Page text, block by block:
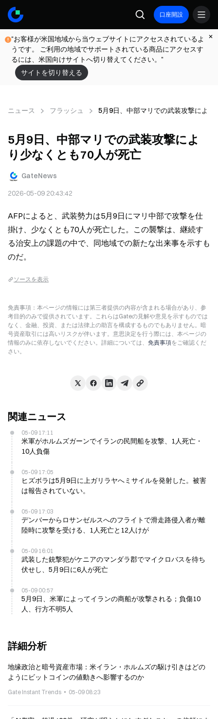
口座開設
"お客様が米国地域から当ウェブサイトにアクセスされているよ
うです。 ご利用の地域でサポートされている商品にアクセスす
るには、米国向けサイトへ切り替えてください。"
サイトを切り替える
ニュース フラッシュ 5月9日、中部マリでの武装攻撃によ
5月9日、中部マリでの武装攻撃によ
り少なくとも70人が死亡
GateNews
2026-05-09 20:43:42
AFPによると、武装勢力は5月9日にマリ中部で攻撃を仕
掛け、少なくとも70人が死亡した。この襲撃は、継続す
る治安上の課題の中で、同地域での新たな出来事を示すも
のだ。
ソースを表示
免責事項：本ページの情報には第三者提供の内容が含まれる場合があり、参
考目的のみで提供されています。これらはGateの見解や意見を示すものでは
なく、金融、投資、または法律上の助言を構成するものでもありません。暗
号資産取引には高いリスクが伴います。意思決定を行う際には、本ページの
情報のみに依存しないでください。詳細については、 免責事項をご確認くだ
さい。
関連ニュース
05-09 17:11
米軍がホルムズガーンでイランの民間船を攻撃、1人死亡・
10人負傷
05-09 17:05
ヒズボラは5月9日に上ガリラヤへミサイルを発射した。被害
は報告されていない。
05-09 17:03
デンバーからロサンゼルスへのフライトで滑走路侵入者が離
陸時に攻撃を受ける、1人死亡と12人けが
05-09 16:01
武装した銃撃犯がケニアのマンダラ郡でマイクロバスを待ち
伏せし、5月9日に6人が死亡
05-09 00:57
5月9日、米軍によってイランの商船が攻撃される；負傷10
人、行方不明5人
詳細分析
地缘政治と暗号資産市場：米イラン・ホルムズの駆け引きはどの
ようにビットコインの値動きへ影響するのか
Gate Instant Trends 05-09 08:23